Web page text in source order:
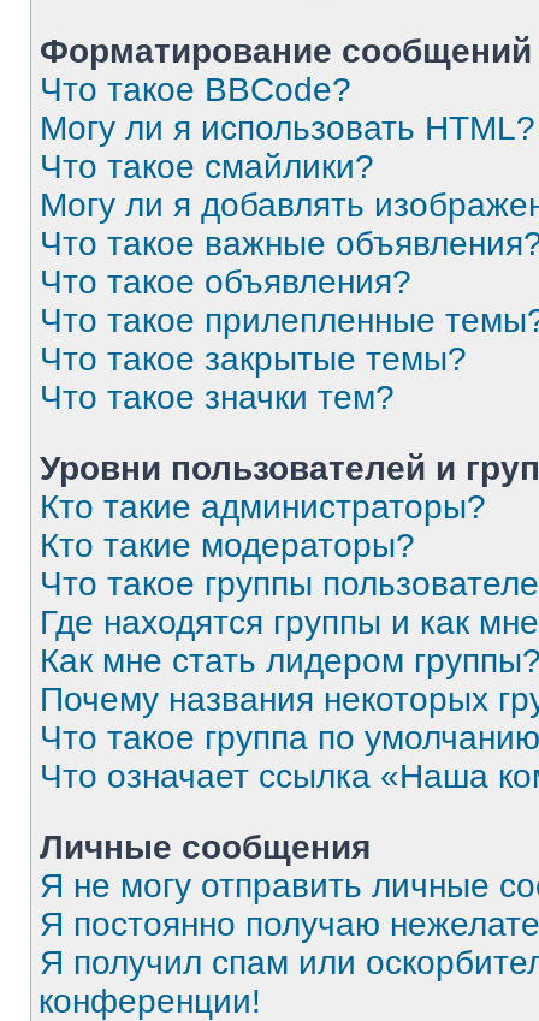
Форматирование
Что такое BBCode?
Могу ли я использовать HTML?
Что такое смайлики?
Могу ли я добавлять
Что такое важные
Что такое объявления?
Что такое прилепленные
Что такое закрытые темы?
Что такое значки тем?
Уровни пользователей и
Кто такие администраторы?
Кто такие модераторы?
Что такое группы
Где находятся группы и как
Как мне стать лидером
Почему названия некоторых
Что такое группа по
Что означает ссылка «Наша
Личные сообщения
Я не могу отправить личные
Я постоянно получаю
Я получил спам или
конференции!